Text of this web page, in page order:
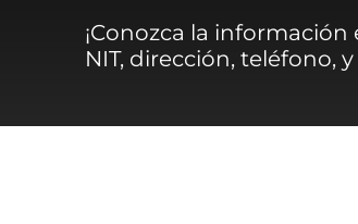
¡Conozca la
NIT, dirección, teléfono,